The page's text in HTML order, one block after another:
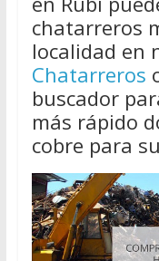
chatarreros
localidad en
Chatarreros
buscador
más rápido
cobre para